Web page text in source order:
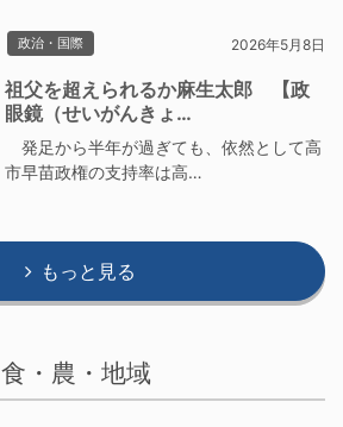
政治・国際 2026年5月8日
祖父を超えられるか麻生太郎 【政
眼鏡（せいがんきょ…
発足から半年が過ぎても、依然として高
市早苗政権の支持率は高…
もっと見る
食・農・地域